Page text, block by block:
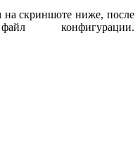
на скриншоте ниже, после
конфигурации.